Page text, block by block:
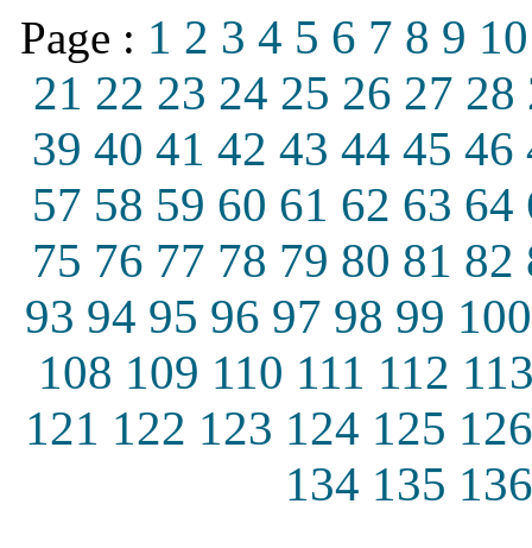
Page : 1 2 3 4 5 6 7 8 9 10
21 22 23 24 25 26 27 28
39 40 41 42 43 44 45 46
57 58 59 60 61 62 63 64
75 76 77 78 79 80 81 82
93 94 95 96 97 98 99 100
108 109 110 111 112
121 122 123 124 125 126
134 135 136